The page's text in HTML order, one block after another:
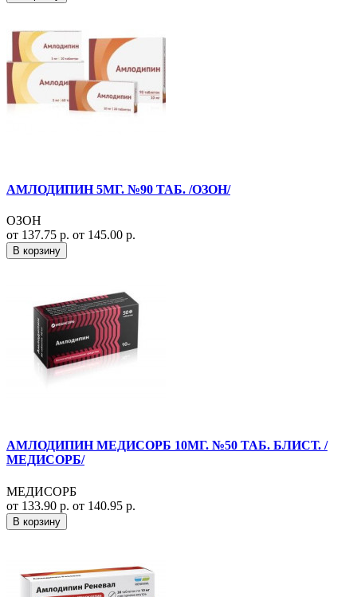
АМЛОДИПИН 5МГ. №90 ТАБ. /ОЗОН/
ОЗОН
от 137.75 р. от 145.00 р.
В корзину
АМЛОДИПИН МЕДИСОРБ 10МГ. №50 ТАБ. БЛИСТ. /
МЕДИСОРБ/
МЕДИСОРБ
от 133.90 р. от 140.95 р.
В корзину